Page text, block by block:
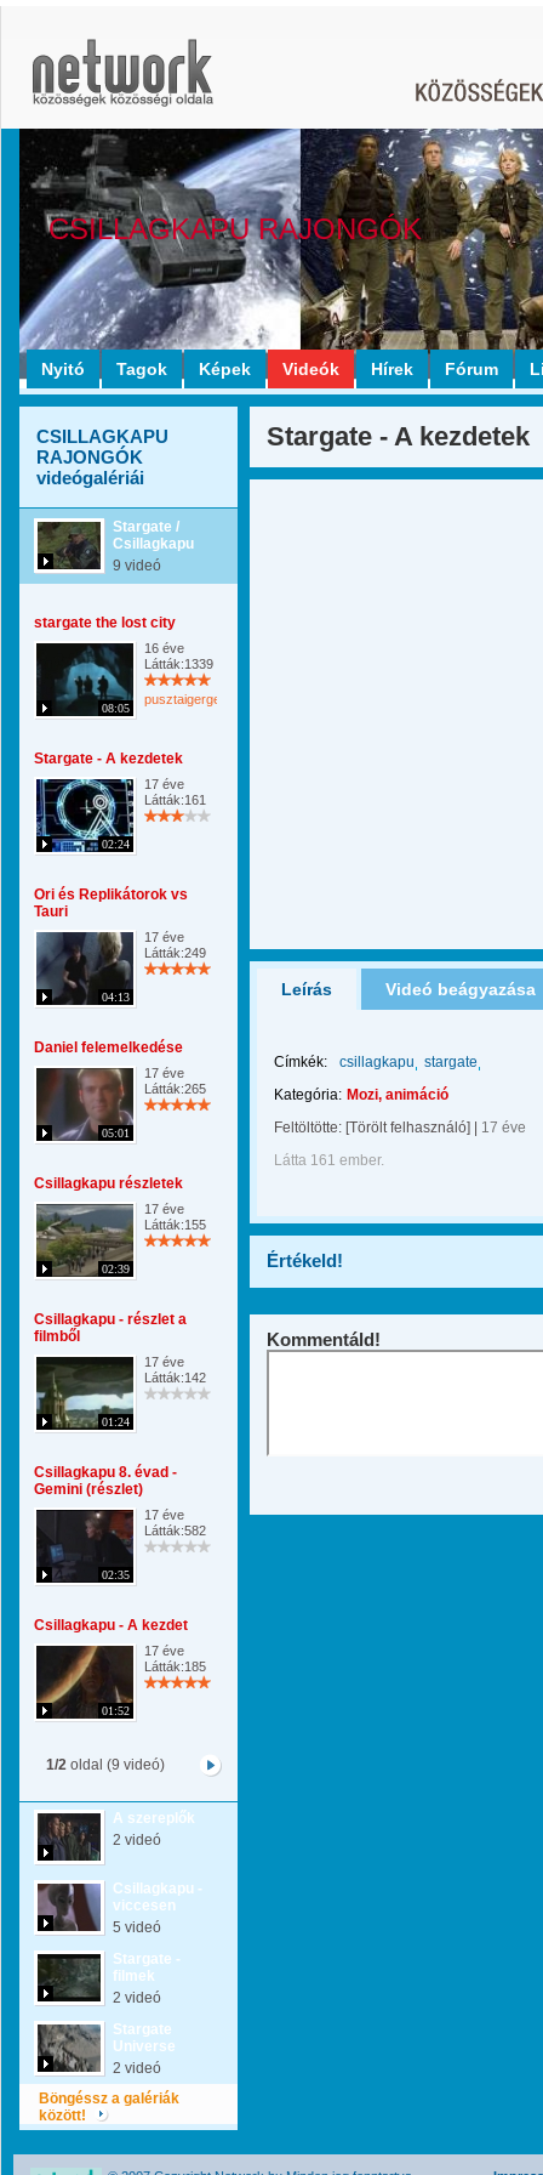
CSILLAGKAPU RAJONGÓK
Nyitó Tagok Képek Videók Hírek Fórum
CSILLAGKAPU
RAJONGÓK
videógalériái
Stargate /
Csillagkapu
9 videó
stargate the lost city
08:05
16 éve
Látták:1339
pusztaigergely
Stargate - A kezdetek
02:24
17 éve
Látták:161
Ori és Replikátorok vs
Tauri
04:13
17 éve
Látták:249
Daniel felemelkedése
05:01
17 éve
Látták:265
Csillagkapu részletek
02:39
17 éve
Látták:155
Csillagkapu - részlet a
filmből
01:24
17 éve
Látták:142
Csillagkapu 8. évad -
Gemini (részlet)
02:35
17 éve
Látták:582
Csillagkapu - A kezdet
01:52
17 éve
Látták:185
1/2 oldal (9 videó)
A szereplők
2 videó
Csillagkapu -
viccesen
5 videó
Stargate -
filmek
2 videó
Stargate
Universe
2 videó
Böngéssz a galériák
között!
Stargate - A kezdetek
Leírás Videó beágyazása
Címkék: csillagkapu
stargate
Kategória: Mozi, animáció
Feltöltötte: [Törölt felhasználó]
17 éve
Látta 161 ember.
Értékeld!
Kommentáld!